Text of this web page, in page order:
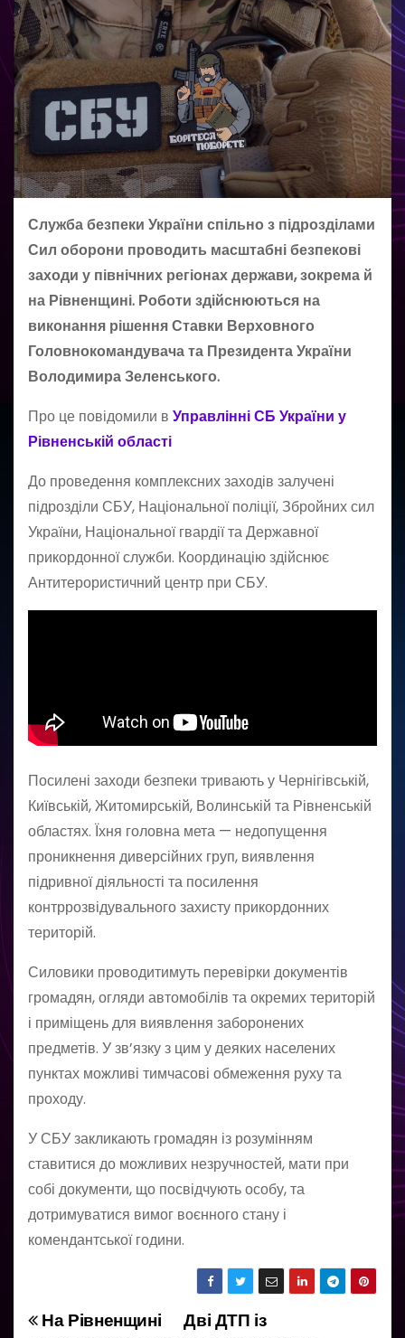
Служба безпеки України спільно з підрозділами
Сил оборони проводить масштабні безпекові
заходи у північних регіонах держави, зокрема й
на Рівненщині. Роботи здійснюються на
виконання рішення Ставки Верховного
Головнокомандувача та Президента України
Володимира Зеленського.
Про це повідомили в Управлінні СБ України у
Рівненській області
До проведення комплексних заходів залучені
підрозділи СБУ, Національної поліції, Збройних сил
України, Національної гвардії та Державної
прикордонної служби. Координацію здійснює
Антитерористичний центр при СБУ.
Посилені заходи безпеки тривають у Чернігівській,
Київській, Житомирській, Волинській та Рівненській
областях. Їхня головна мета — недопущення
проникнення диверсійних груп, виявлення
підривної діяльності та посилення
контррозвідувального захисту прикордонних
територій.
Силовики проводитимуть перевірки документів
громадян, огляди автомобілів та окремих територій
і приміщень для виявлення заборонених
предметів. У зв’язку з цим у деяких населених
пунктах можливі тимчасові обмеження руху та
проходу.
У СБУ закликають громадян із розумінням
ставитися до можливих незручностей, мати при
собі документи, що посвідчують особу, та
дотримуватися вимог воєнного стану і
комендантської години.
Н
Дві ДТП із
На Рівненщині